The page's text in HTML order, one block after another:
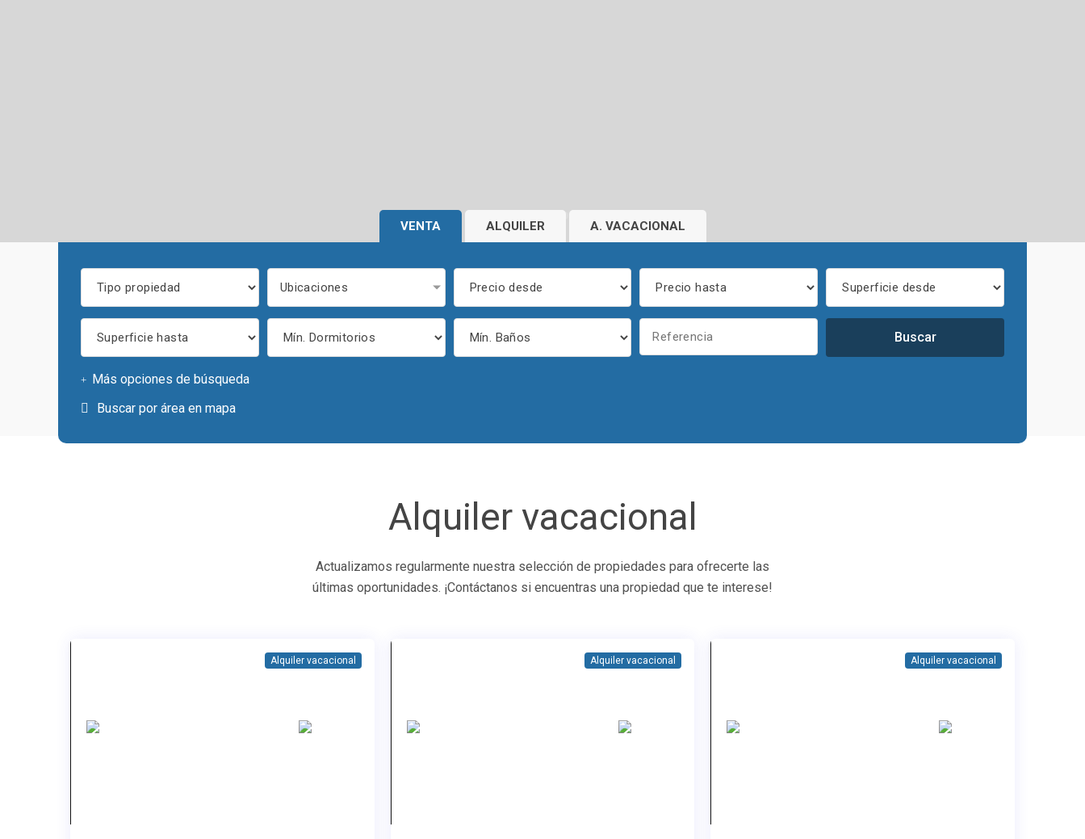
VENTA ALQUILER A. VACACIONAL
Ubicaciones
Buscar
Más opciones de búsqueda
Buscar por área en mapa
Alquiler vacacional
Actualizamos regularmente nuestra selección de propiedades para ofrecerte las
últimas oportunidades. ¡Contáctanos si encuentras una propiedad que te interese!
Alquiler vacacional Alquiler vacacional Alquiler vacacional